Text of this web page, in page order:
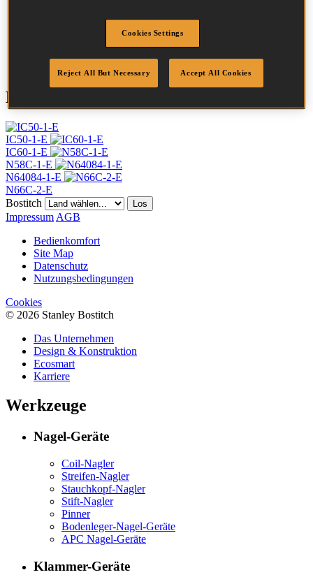
Ring
Kompatible Werkzeuge
IC50-1-E
IC60-1-E
N58C-1-E
N64084-1-E
N66C-2-E
Bostitch
Los
Impressum AGB
Bedienkomfort
Site Map
Datenschutz
Nutzungsbedingungen
Cookies
© 2026 Stanley Bostitch
Das Unternehmen
Design & Konstruktion
Ecosmart
Karriere
Werkzeuge
Nagel-Geräte
Coil-Nagler
Streifen-Nagler
Stauchkopf-Nagler
Stift-Nagler
Pinner
Bodenleger-Nagel-Geräte
APC Nagel-Geräte
Klammer-Geräte
Cookies Settings
Reject All But Necessary Accept All Cookies